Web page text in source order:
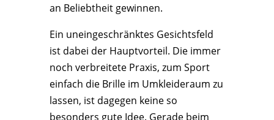
an Beliebtheit gewinnen.
Ein uneingeschränktes Gesichtsfeld
ist dabei der Hauptvorteil. Die immer
noch verbreitete Praxis, zum Sport
einfach die Brille im Umkleideraum zu
lassen, ist dagegen keine so
besonders gute Idee. Gerade beim